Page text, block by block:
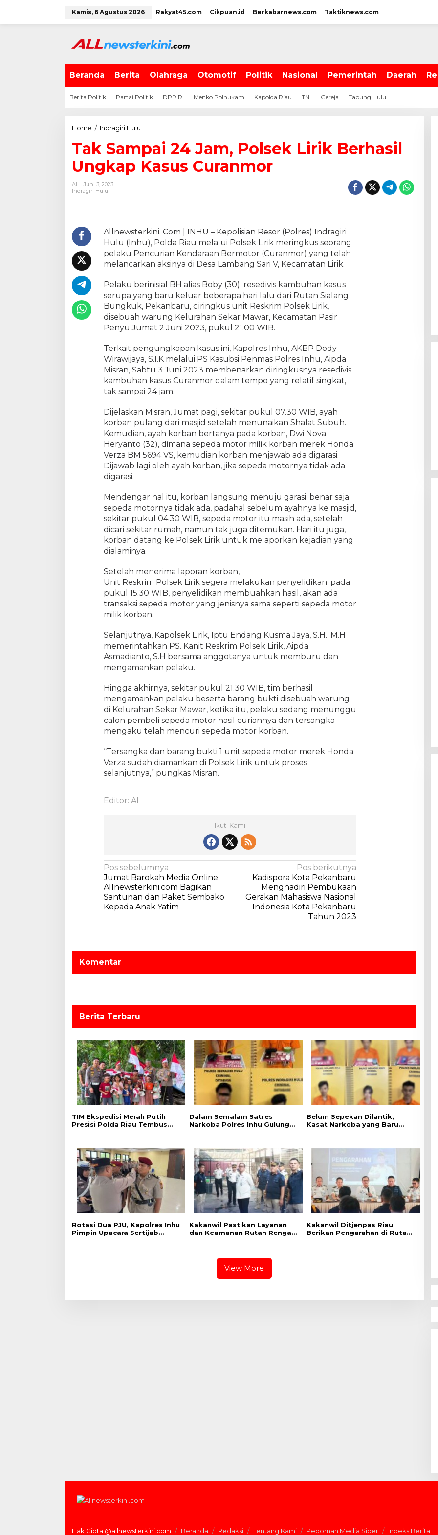
w
Kamis, 6 Agustus 2026 Rakyat45.com Cikpuan.id Berkabarnews.com Taktiknews.com
Beranda Berita Olahraga Otomotif Politik Nasional Pemerintah Daerah
Berita Politik Partai Politik DPR RI Menko Polhukam Kapolda Riau TNI Gereja Tapung Hulu
Home / Indragiri Hulu
k
S
a
J
a
m
o
l
s
e
r
i
k
B
e
h
a
s
n
a
p
K
a
s
u
C
a
n
m
r
Tak Sampai 24 Jam, Polsek Lirik Berhasil
Ungkap Kasus Curanmor
All
Juni 3, 2023
Indragiri Hulu
Allnewsterkini. Com | INHU – Kepolisian Resor (Polres) Indragiri
Hulu (Inhu), Polda Riau melalui Polsek Lirik meringkus seorang
pelaku Pencurian Kendaraan Bermotor (Curanmor) yang telah
melancarkan aksinya di Desa Lambang Sari V, Kecamatan Lirik.
Pelaku berinisial BH alias Boby (30), resedivis kambuhan kasus
serupa yang baru keluar beberapa hari lalu dari Rutan Sialang
Bungkuk, Pekanbaru, diringkus unit Reskrim Polsek Lirik,
disebuah warung Kelurahan Sekar Mawar, Kecamatan Pasir
Penyu Jumat 2 Juni 2023, pukul 21.00 WIB.
Terkait pengungkapan kasus ini, Kapolres Inhu, AKBP Dody
Wirawijaya, S.I.K melalui PS Kasubsi Penmas Polres Inhu, Aipda
Misran, Sabtu 3 Juni 2023 membenarkan diringkusnya resedivis
kambuhan kasus Curanmor dalam tempo yang relatif singkat,
tak sampai 24 jam.
Dijelaskan Misran, Jumat pagi, sekitar pukul 07.30 WIB, ayah
korban pulang dari masjid setelah menunaikan Shalat Subuh.
Kemudian, ayah korban bertanya pada korban, Dwi Nova
Heryanto (32), dimana sepeda motor milik korban merek Honda
Verza BM 5694 VS, kemudian korban menjawab ada digarasi.
Dijawab lagi oleh ayah korban, jika sepeda motornya tidak ada
digarasi.
Mendengar hal itu, korban langsung menuju garasi, benar saja,
sepeda motornya tidak ada, padahal sebelum ayahnya ke masjid,
sekitar pukul 04.30 WIB, sepeda motor itu masih ada, setelah
dicari sekitar rumah, namun tak juga ditemukan. Hari itu juga,
korban datang ke Polsek Lirik untuk melaporkan kejadian yang
dialaminya.
Setelah menerima laporan korban,
Unit Reskrim Polsek Lirik segera melakukan penyelidikan, pada
pukul 15.30 WIB, penyelidikan membuahkan hasil, akan ada
transaksi sepeda motor yang jenisnya sama seperti sepeda motor
milik korban.
Selanjutnya, Kapolsek Lirik, Iptu Endang Kusma Jaya, S.H., M.H
memerintahkan PS. Kanit Reskrim Polsek Lirik, Aipda
Asmadianto, S.H bersama anggotanya untuk memburu dan
mengamankan pelaku.
Hingga akhirnya, sekitar pukul 21.30 WIB, tim berhasil
mengamankan pelaku beserta barang bukti disebuah warung
di Kelurahan Sekar Mawar, ketika itu, pelaku sedang menunggu
calon pembeli sepeda motor hasil curiannya dan tersangka
mengaku telah mencuri sepeda motor korban.
“Tersangka dan barang bukti 1 unit sepeda motor merek Honda
Verza sudah diamankan di Polsek Lirik untuk proses
selanjutnya,” pungkas Misran.
Editor: Al
Ikuti Kami
N
a
v
i
s
i
s
Pos sebelumnya
Jumat Barokah Media Online
Allnewsterkini.com Bagikan
Santunan dan Paket Sembako
Kepada Anak Yatim
Pos berikutnya
Kadispora Kota Pekanbaru
Menghadiri Pembukaan
Gerakan Mahasiswa Nasional
Indonesia Kota Pekanbaru
Tahun 2023
Komentar
Berita Terbaru
TIM Ekspedisi Merah Putih
Presisi Polda Riau Tembus
Putih Hadirkan Kepedulian
Nyata untuk Negeri
Dalam Semalam Satres
Narkoba Polres Inhu Gulung
Satpam
Belum Sepekan Dilantik,
Kasat Narkoba yang Baru
Diciduk
Rotasi Dua PJU, Kapolres Inhu
Pimpin Upacara Sertijab
Kakanwil Pastikan Layanan
dan Keamanan Rutan Rengat
Kakanwil Ditjenpas Riau
Berikan Pengarahan di Rutan
View More
Hak Cipta @allnewsterkini.com Beranda Redaksi Tentang Kami Pedoman Media Siber Indeks Berita